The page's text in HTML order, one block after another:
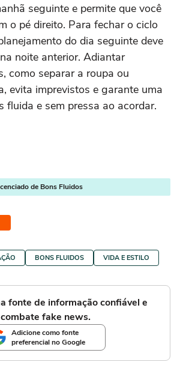
seguinte e permite que você
o pé direito. Para fechar o ciclo
do dia seguinte deve
noite anterior. Adiantar
como separar a roupa ou
evita imprevistos e garante uma
fluida e sem pressa ao acordar.
de Bons Fluidos
BONS FLUIDOS VIDA E ESTILO
fonte de informação confiável e
combate fake news.
Adicione como fonte
preferencial no Google